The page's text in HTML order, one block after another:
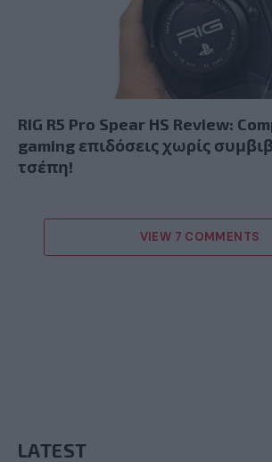
RIG R5 Pro Spear HS Review:
gaming επιδόσεις χωρίς
τσέπη!
VIEW 7 COMMENTS
LATEST